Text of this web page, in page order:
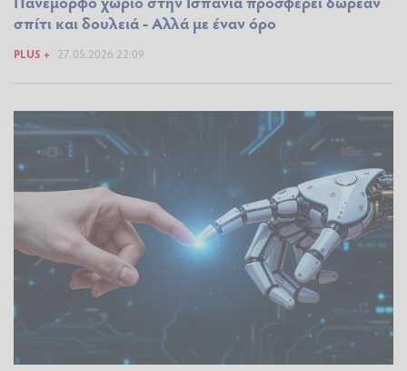
σπίτι και δουλειά - Αλλά με έναν όρο
PLUS + 27.05.2026 22:09